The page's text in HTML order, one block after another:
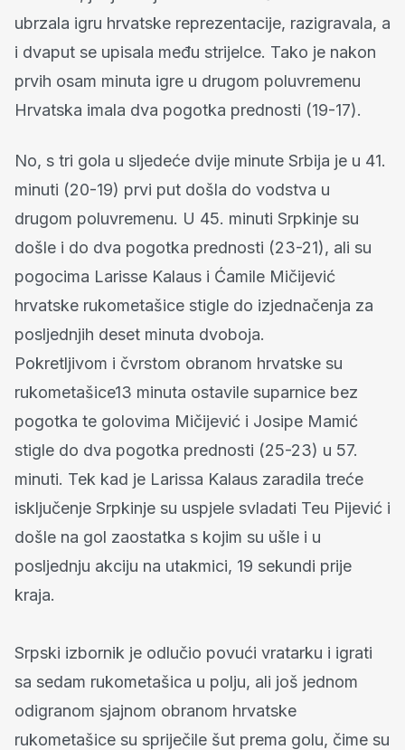
ubrzala igru hrvatske reprezentacije, razigravala, a
i dvaput se upisala među strijelce. Tako je nakon
prvih osam minuta igre u drugom poluvremenu
Hrvatska imala dva pogotka prednosti (19-17).
No, s tri gola u sljedeće dvije minute Srbija je u 41.
minuti (20-19) prvi put došla do vodstva u
drugom poluvremenu. U 45. minuti Srpkinje su
došle i do dva pogotka prednosti (23-21), ali su
pogocima Larisse Kalaus i Ćamile Mičijević
hrvatske rukometašice stigle do izjednačenja za
posljednjih deset minuta dvoboja.
Pokretljivom i čvrstom obranom hrvatske su
rukometašice13 minuta ostavile suparnice bez
pogotka te golovima Mičijević i Josipe Mamić
stigle do dva pogotka prednosti (25-23) u 57.
minuti. Tek kad je Larissa Kalaus zaradila treće
isključenje Srpkinje su uspjele svladati Teu Pijević i
došle na gol zaostatka s kojim su ušle i u
posljednju akciju na utakmici, 19 sekundi prije
kraja.
Srpski izbornik je odlučio povući vratarku i igrati
sa sedam rukometašica u polju, ali još jednom
odigranom sjajnom obranom hrvatske
rukometašice su spriječile šut prema golu, čime su